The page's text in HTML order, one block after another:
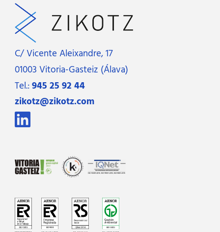
C/ Vicente Aleixandre, 17
01003 Vitoria-Gasteiz (Álava)
Tel.:945 25 92 44
zikotz@zikotz.com